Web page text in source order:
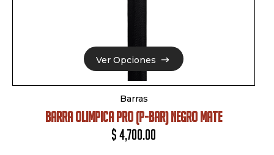
Ver Opciones
Ver Opciones
Barras
BARRA OLIMPICA PRO (P-BAR) NEGRO MATE
$4,700.00